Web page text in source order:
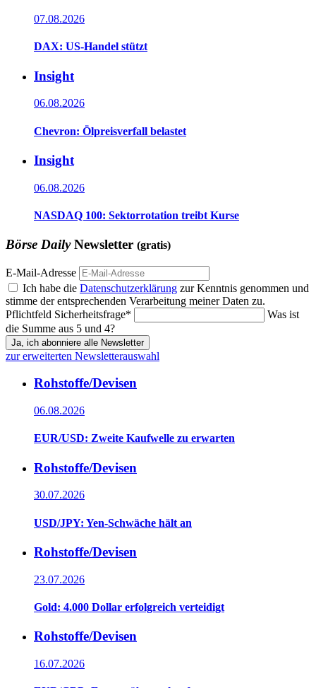
07.08.2026
DAX: US-Handel stützt
Insight
06.08.2026
Chevron: Ölpreisverfall belastet
Insight
06.08.2026
NASDAQ 100: Sektorrotation treibt Kurse
Börse DailyNewsletter (gratis)
E-Mail-Adresse
Ich habe die Datenschutzerklärung zur Kenntnis genommen und
stimme der entsprechenden Verarbeitung meiner Daten zu.
Pflichtfeld Sicherheitsfrage*
Was ist
die Summe aus 5 und 4?
Ja, ich abonniere alle Newsletter
zur erweiterten Newsletterauswahl
Rohstoffe/Devisen
06.08.2026
EUR/USD: Zweite Kaufwelle zu erwarten
Rohstoffe/Devisen
30.07.2026
USD/JPY: Yen-Schwäche hält an
Rohstoffe/Devisen
23.07.2026
Gold: 4.000 Dollar erfolgreich verteidigt
Rohstoffe/Devisen
16.07.2026